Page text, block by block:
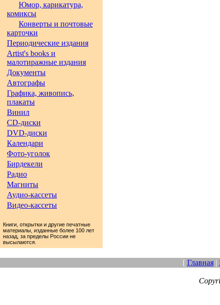
Юмор, карикатура,
комиксы
Конверты и почтовые
карточки
Периодические издания
Artist's books и
малотиражные издания
Документы
Автографы
Графика, живопись,
плакаты
Винил
CD-диски
DVD-диски
Календари
Фото-уголок
Бирдекели
Радио
Магниты
Аудио-кассеты
Видео-кассеты
Книги, открытки и другие печатные
материалы, изданные более 100 лет
назад, за пределы России не
высылаются.
[ Главная|